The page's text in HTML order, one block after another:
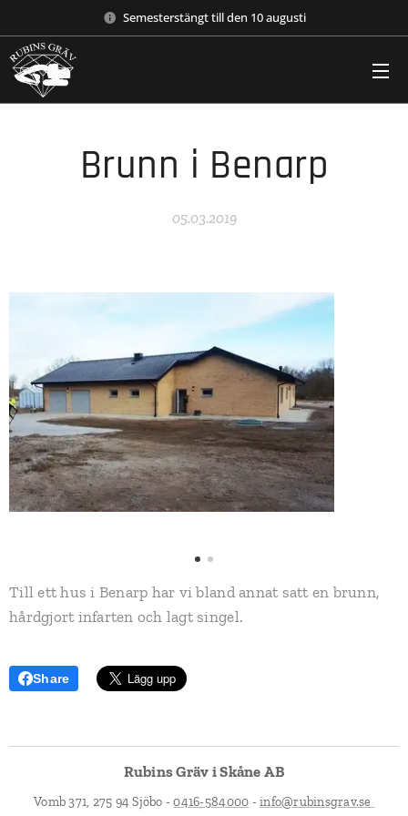
Semesterstängt till den 10 augusti
Brunn i Benarp
05.03.2019
Till ett hus i Benarp har vi bland annat satt en brunn,
hårdgjort infarten och lagt singel.
Share
Rubins Gräv i Skåne AB
Vomb 371, 275 94 Sjöbo -0416-584000 -info@rubinsgrav.se